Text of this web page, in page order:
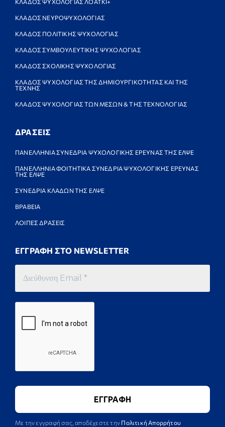
ΚΛΑΔΟΣ ΨΥΧΟΛΟΓΙΑΣ ΛΟΑΤΚΙ+
ΚΛΑΔΟΣ ΝΕΥΡΟΨΥΧΟΛΟΓΙΑΣ
ΚΛΑΔΟΣ ΠΟΛΙΤΙΚΗΣ ΨΥΧΟΛΟΓΙΑΣ
ΚΛΑΔΟΣ ΣΥΜΒΟΥΛΕΥΤΙΚΗΣ ΨΥΧΟΛΟΓΙΑΣ
ΚΛΑΔΟΣ ΣΧΟΛΙΚΗΣ ΨΥΧΟΛΟΓΙΑΣ
ΚΛΑΔΟΣ ΨΥΧΟΛΟΓΙΑΣ ΤΗΣ ΔΗΜΙΟΥΡΓΙΚΟΤΗΤΑΣ ΚΑΙ ΤΗΣ
ΤΕΧΝΗΣ
ΚΛΑΔΟΣ ΨΥΧΟΛΟΓΙΑΣ ΤΩΝ ΜΕΣΩΝ & ΤΗΣ ΤΕΧΝΟΛΟΓΙΑΣ
ΔΡΑΣΕΙΣ
ΠΑΝΕΛΛΗΝΙΑ ΣΥΝΕΔΡΙΑ ΨΥΧΟΛΟΓΙΚΗΣ ΕΡΕΥΝΑΣ ΤΗΣ ΕΛΨΕ
ΠΑΝΕΛΛΗΝΙΑ ΦΟΙΤΗΤΙΚΑ ΣΥΝΕΔΡΙΑ ΨΥΧΟΛΟΓΙΚΗΣ ΕΡΕΥΝΑΣ
ΤΗΣ ΕΛΨΕ
ΣΥΝΕΔΡΙΑ ΚΛΑΔΩΝ ΤΗΣ ΕΛΨΕ
ΒΡΑΒΕΙΑ
ΛΟΙΠΕΣ ΔΡΑΣΕΙΣ
ΕΓΓΡΑΦΗ ΣΤΟ NEWSLETTER
Με την εγγραφή σας, αποδέχεστε την Πολιτική Απορρήτου